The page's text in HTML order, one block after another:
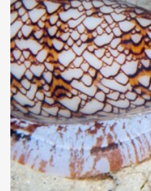
zenélt DJ
is van